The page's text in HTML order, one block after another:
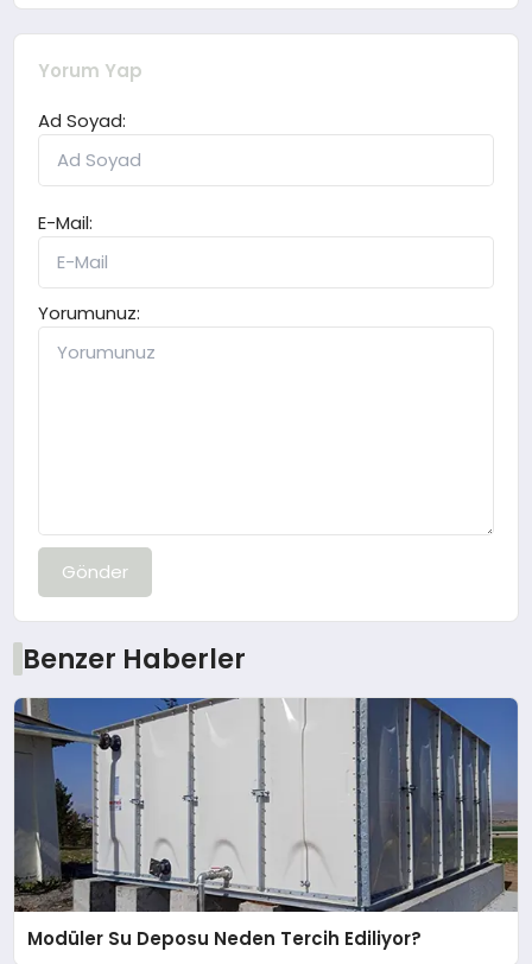
Yorum Yap
Ad Soyad:
E-Mail:
Yorumunuz:
Gönder
Benzer Haberler
Modüler Su Deposu Neden Tercih Ediliyor?